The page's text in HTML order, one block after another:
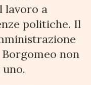
lavoro a
politiche. Il
Borgomeo non